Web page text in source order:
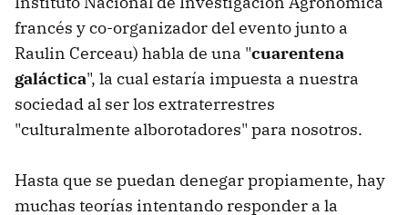
francés y co-organizador del evento junto a
Raulin Cerceau) habla de una "cuarentena
galáctica", la cual estaría impuesta a nuestra
sociedad al ser los extraterrestres
"culturalmente alborotadores" para nosotros.
Hasta que se puedan denegar propiamente, hay
muchas teorías intentando responder a la